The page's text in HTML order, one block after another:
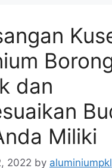
dan
Miliki
2022 by aluminiumpkl